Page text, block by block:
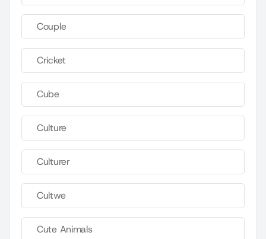
Couple
Cricket
Cube
Culture
Culturer
Cultwe
Cute Animals